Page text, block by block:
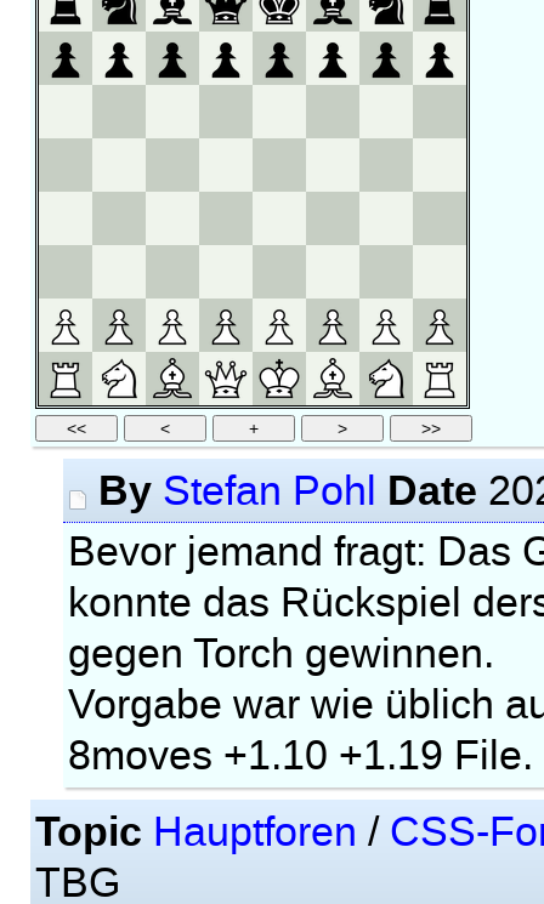
By Stefan Pohl Date
Bevor jemand fragt: Das
konnte das Rückspiel
gegen Torch gewinnen.
Vorgabe war wie üblich
8moves +1.10 +1.19 File.
Topic Hauptforen / CSS-
TBG